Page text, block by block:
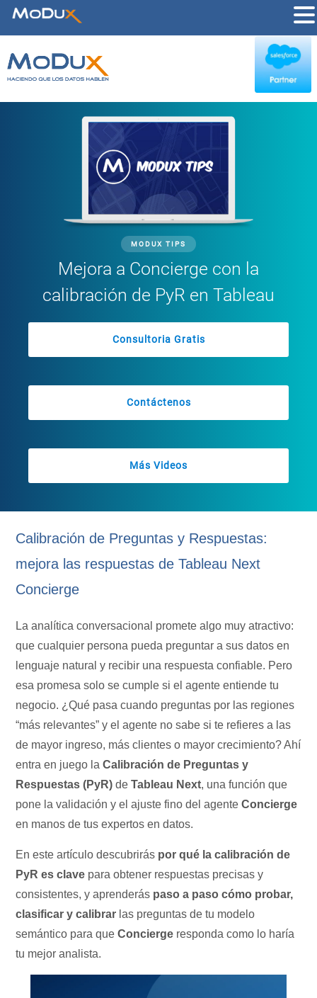
MODUX TIPS
Mejora a Concierge con la
calibración de PyR en Tableau
Consultoria Gratis
Contáctenos
Más Videos
Calibración de Preguntas y Respuestas:
mejora las respuestas de Tableau Next
Concierge
La analítica conversacional promete algo muy atractivo:
que cualquier persona pueda preguntar a sus datos en
lenguaje natural y recibir una respuesta confiable. Pero
esa promesa solo se cumple si el agente entiende tu
negocio. ¿Qué pasa cuando preguntas por las regiones
“más relevantes” y el agente no sabe si te refieres a las
de mayor ingreso, más clientes o mayor crecimiento? Ahí
entra en juego laCalibración de Preguntas y
Respuestas (PyR) deTableau Next, una función que
pone la validación y el ajuste fino del agenteConcierge
en manos de tus expertos en datos.
En este artículo descubrirás por qué la calibración de
PyR es clave para obtener respuestas precisas y
consistentes, y aprenderás paso a paso cómo probar,
clasificar y calibrar las preguntas de tu modelo
semántico para queConcierge responda como lo haría
tu mejor analista.